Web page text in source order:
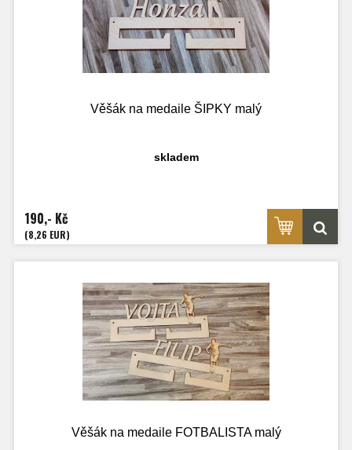
Věšák na medaile ŠIPKY malý
skladem
190,- Kč
(8,26 EUR)
Věšák na medaile FOTBALISTA malý